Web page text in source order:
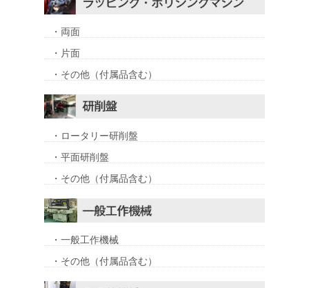
・両面
・片面
・その他（付属品含む）
・ロータリー研削盤
・平面研削盤
・その他（付属品含む）
・一般工作機械
・その他（付属品含む）